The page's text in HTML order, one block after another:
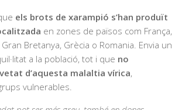
els brots de xarampió s’han produït
en zones de països com França,
Bretanya, Grècia o Romania. Envia un
a la població, tot i que no
d’aquesta malaltia vírica,
vulnerables.